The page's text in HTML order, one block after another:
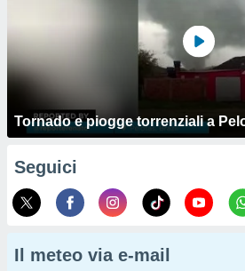
Tornado e piogge torrenziali a
Seguici
Il meteo via e-mail